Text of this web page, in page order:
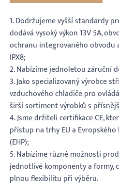
1. Dodržujeme vyšší standardy
dodává vysoký výkon 13V 5A,
ochranu integrovaného
IPX8;
2. Nabízíme jednoletou záruční
3. Jako specializovaný výrobce
vzduchového chladiče pro
širší sortiment výrobků s
4. Jsme držiteli certifikace CE,
přístup na trhy EU a
(EHP);
5. Nabízíme různé možnosti
jednotlivé komponenty a formy,
plnou flexibilitu při výběru.